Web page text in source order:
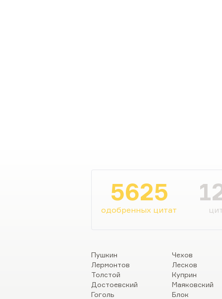
5625
одобренных цитат
Пушкин
Лермонтов
Толстой
Достоевский
Гоголь
Чехов
Лесков
Куприн
Маяковский
Блок